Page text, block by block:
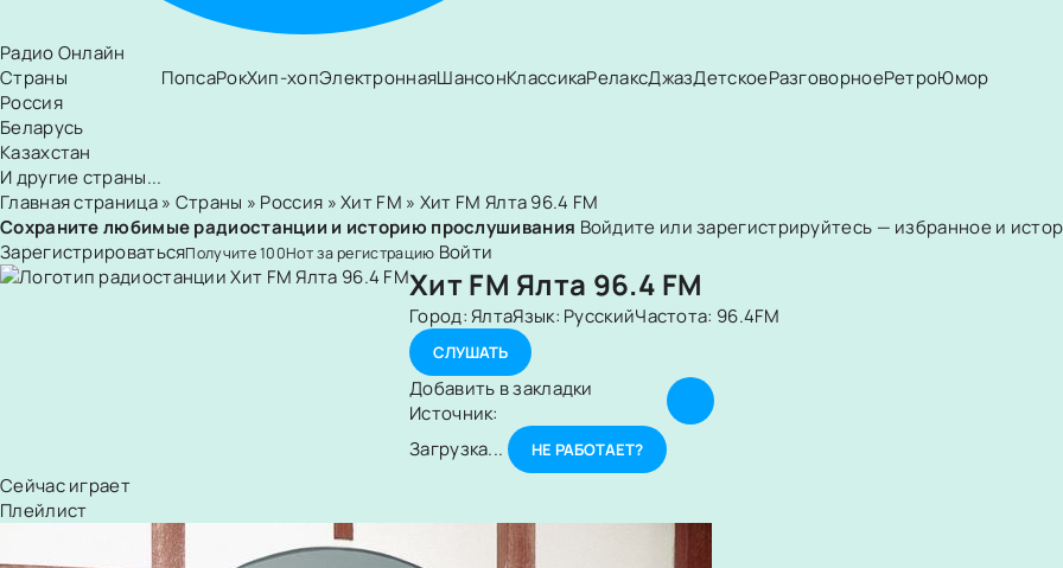
Радио Онлайн
Страны
Россия
Беларусь
Казахстан
И другие страны...
ПопсаРокХип-хопЭлектроннаяШансонКлассикаРелаксДжазДетскоеРазговорноеРетроЮмор
Главная страница» Страны » Россия »Хит FM » Хит FM Ялта 96.4 FM
Сохраните любимые радиостанции и историю прослушивания Войдите или зарегистрируйтесь — избранное и
ЗарегистрироватьсяПолучите100Нотза регистрацию Войти
Хит FM Ялта 96.4 FM
Город:ЯлтаЯзык: РусскийЧастота: 96.4FM
СЛУШАТЬ
Добавить в закладки
Источник:
Загрузка...
НЕ РАБОТАЕТ?
Сейчас играет
Плейлист